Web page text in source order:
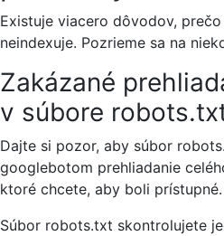
Existuje viacero dôvodov,
neindexuje. Pozrieme sa na
Zakázané
v súbore
Dajte si pozor, aby súbor
googlebotom prehliadanie
ktoré chcete, aby boli prístupné.
Súbor robots.txt skontrolujete